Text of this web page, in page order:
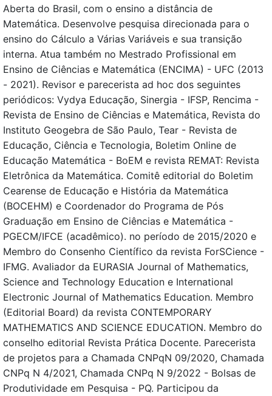
Aberta do Brasil, com o ensino a distância de
Matemática. Desenvolve pesquisa direcionada para o
ensino do Cálculo a Várias Variáveis e sua transição
interna. Atua também no Mestrado Profissional em
Ensino de Ciências e Matemática (ENCIMA) - UFC (2013
- 2021). Revisor e parecerista ad hoc dos seguintes
periódicos: Vydya Educação, Sinergia - IFSP, Rencima -
Revista de Ensino de Ciências e Matemática, Revista do
Instituto Geogebra de São Paulo, Tear - Revista de
Educação, Ciência e Tecnologia, Boletim Online de
Educação Matemática - BoEM e revista REMAT: Revista
Eletrônica da Matemática. Comitê editorial do Boletim
Cearense de Educação e História da Matemática
(BOCEHM) e Coordenador do Programa de Pós
Graduação em Ensino de Ciências e Matemática -
PGECM/IFCE (acadêmico). no período de 2015/2020 e
Membro do Consenho Científico da revista ForSCience -
IFMG. Avaliador da EURASIA Journal of Mathematics,
Science and Technology Education e International
Electronic Journal of Mathematics Education. Membro
(Editorial Board) da revista CONTEMPORARY
MATHEMATICS AND SCIENCE EDUCATION. Membro do
conselho editorial Revista Prática Docente. Parecerista
de projetos para a Chamada CNPqN 09/2020, Chamada
CNPq N 4/2021, Chamada CNPq N 9/2022 - Bolsas de
Produtividade em Pesquisa - PQ. Participou da